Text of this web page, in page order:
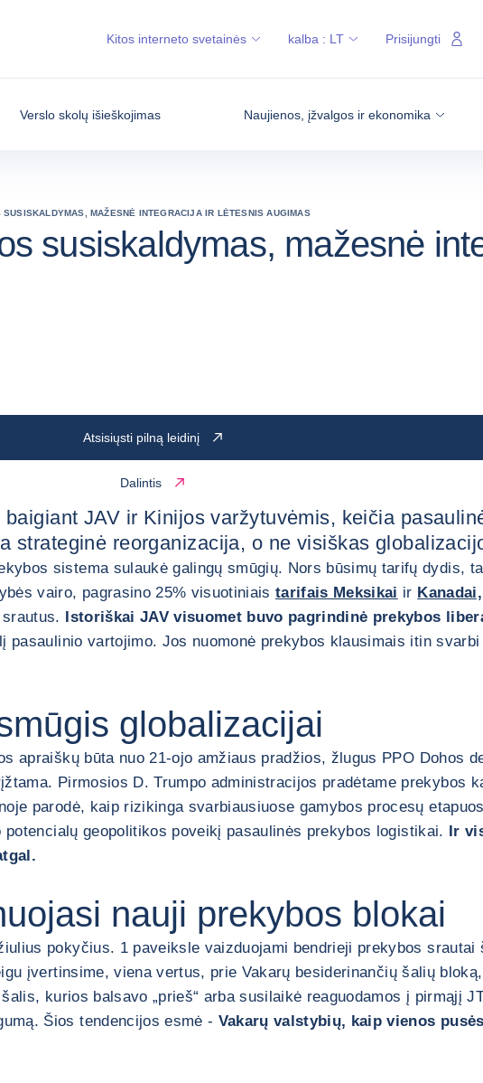
Verslo skolų išieškojimas Naujienos, įžvalgos ir ekonomika
Kitos interneto svetainės kalba : LT Prisijungti
MAŽESNĖ INTEGRACIJA IR LĖTESNIS AUGIMAS
susiskaldymas, mažesnė
Atsisiųsti pilną leidinį
Dalintis
JAV ir Kinijos varžytuvėmis, keičia
strateginė reorganizacija, o ne visiškas
sistema sulaukė galingų smūgių. Nors būsimų tarifų dydis,
vairo, pagrasino 25% visuotiniaistarifais Meksikai ir Kanadai,
Istoriškai JAV visuomet buvo pagrindinė prekybos
pasaulinio vartojimo. Jos nuomonė prekybos klausimais itin
globalizacijai
būta nuo 21-ojo amžiaus pradžios, žlugus PPO Dohos
Pirmosios D. Trumpo administracijos pradėtame prekybos
parodė, kaip rizikinga svarbiausiuose gamybos procesų
geopolitikos poveikį pasaulinės prekybos logistikai. Ir
nauji prekybos blokai
pokyčius. 1 paveiksle vaizduojami bendrieji prekybos srautai
įvertinsime, viena vertus, prie Vakarų besiderinančių šalių
kurios balsavo „prieš“ arba susilaikė reaguodamos į pirmąjį
Šios tendencijos esmė - Vakarų valstybių, kaip vienos